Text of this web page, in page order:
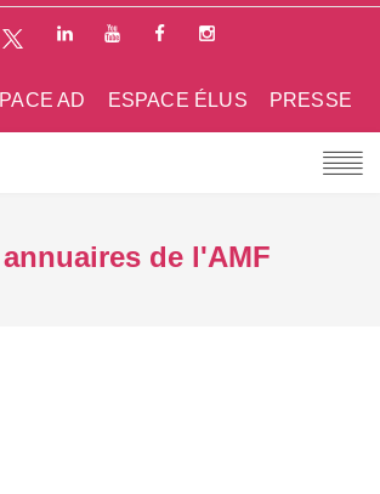
PRESSE
ESPACE ÉLUS
AD
de l'AMF